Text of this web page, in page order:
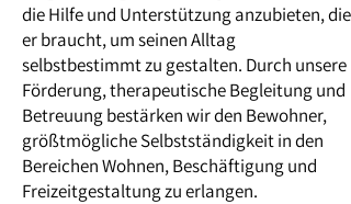
die Hilfe und Unterstützung anzubieten, die
er braucht, um seinen Alltag
selbstbestimmt zu gestalten. Durch unsere
Förderung, therapeutische Begleitung und
Betreuung bestärken wir den Bewohner,
größtmögliche Selbstständigkeit in den
Bereichen Wohnen, Beschäftigung und
Freizeitgestaltung zu erlangen.